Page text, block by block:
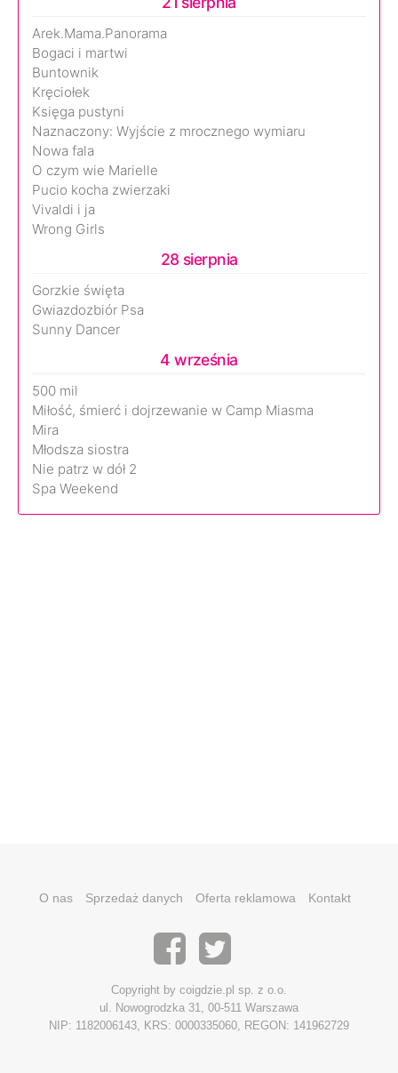
Arek.Mama.Panorama
Bogaci i martwi
Buntownik
Kręciołek
Księga pustyni
Naznaczony: Wyjście z mrocznego wymiaru
Nowa fala
O czym wie Marielle
Pucio kocha zwierzaki
Vivaldi i ja
Wrong Girls
28 sierpnia
Gorzkie święta
Gwiazdozbiór Psa
Sunny Dancer
4 września
500 mil
Miłość, śmierć i dojrzewanie w Camp Miasma
Mira
Młodsza siostra
Nie patrz w dół 2
Spa Weekend
O nas Sprzedaż danych Oferta reklamowa Kontakt
Copyright by coigdzie.pl sp. z o.o.
ul. Nowogrodzka 31, 00-511 Warszawa
NIP: 1182006143, KRS: 0000335060, REGON: 141962729